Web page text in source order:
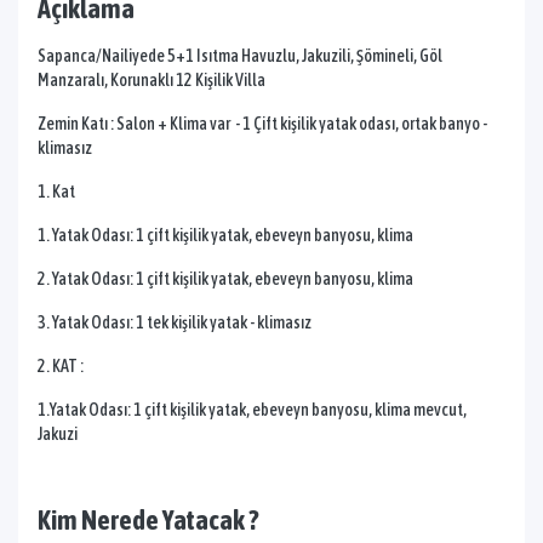
Açıklama
Sapanca/Nailiyede 5+1 Isıtma Havuzlu, Jakuzili, Şömineli, Göl
Manzaralı, Korunaklı 12 Kişilik Villa
Zemin Katı : Salon + Klima var - 1 Çift kişilik yatak odası, ortak banyo -
klimasız
1. Kat
1. Yatak Odası: 1 çift kişilik yatak, ebeveyn banyosu, klima
2. Yatak Odası: 1 çift kişilik yatak, ebeveyn banyosu, klima
3. Yatak Odası: 1 tek kişilik yatak - klimasız
2. KAT :
1.Yatak Odası: 1 çift kişilik yatak, ebeveyn banyosu, klima mevcut,
Jakuzi
Kim Nerede Yatacak ?